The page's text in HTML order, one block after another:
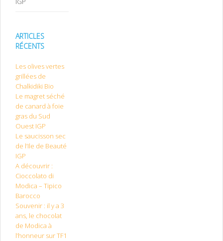
ARTICLES
RÉCENTS
Les olives vertes
grillées de
Chalkidiki Bio
Le magret séché
de canard à foie
gras du Sud
Ouest IGP
Le saucisson sec
de l’Ile de Beauté
IGP
A découvrir :
Cioccolato di
Modica – Tipico
Barocco
Souvenir : il y a 3
ans, le chocolat
de Modica à
l’honneur sur TF1